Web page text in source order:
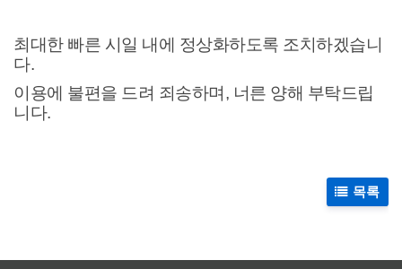
최대한 빠른 시일 내에 정상화하도록 조치하겠습니
다.
이용에 불편을 드려 죄송하며, 너른 양해 부탁드립
니다.
목록